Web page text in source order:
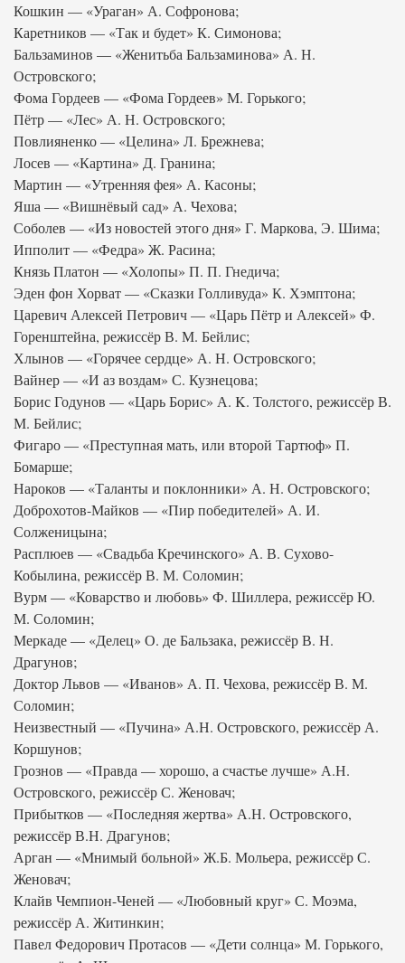
Кошкин — «Ураган» А. Софронова;
Каретников — «Так и будет» К. Симонова;
Бальзаминов — «Женитьба Бальзаминова» А. Н.
Островского;
Фома Гордеев — «Фома Гордеев» М. Горького;
Пётр — «Лес» А. Н. Островского;
Повлияненко — «Целина» Л. Брежнева;
Лосев — «Картина» Д. Гранина;
Мартин — «Утренняя фея» А. Касоны;
Яша — «Вишнёвый сад» А. Чехова;
Соболев — «Из новостей этого дня» Г. Маркова, Э. Шима;
Ипполит — «Федра» Ж. Расина;
Князь Платон — «Холопы» П. П. Гнедича;
Эден фон Хорват — «Сказки Голливуда» К. Хэмптона;
Царевич Алексей Петрович — «Царь Пётр и Алексей» Ф.
Горенштейна, режиссёр В. М. Бейлис;
Хлынов — «Горячее сердце» А. Н. Островского;
Вайнер — «И аз воздам» С. Кузнецова;
Борис Годунов — «Царь Борис» А. K. Толстого, режиссёр В.
М. Бейлис;
Фигаро — «Преступная мать, или второй Тартюф» П.
Бомарше;
Нароков — «Таланты и поклонники» А. Н. Островского;
Доброхотов-Майков — «Пир победителей» А. И.
Солженицына;
Расплюев — «Свадьба Кречинского» А. В. Сухово-
Кобылина, режиссёр В. М. Соломин;
Вурм — «Коварство и любовь» Ф. Шиллера, режиссёр Ю.
М. Соломин;
Меркаде — «Делец» О. де Бальзака, режиссёр В. Н.
Драгунов;
Доктор Львов — «Иванов» А. П. Чехова, режиссёр В. М.
Соломин;
Неизвестный — «Пучина» А.Н. Островского, режиссёр А.
Коршунов;
Грознов — «Правда — хорошо, а счастье лучше» А.Н.
Островского, режиссёр С. Женовач;
Прибытков — «Последняя жертва» А.Н. Островского,
режиссёр В.Н. Драгунов;
Арган — «Мнимый больной» Ж.Б. Мольера, режиссёр С.
Женовач;
Клайв Чемпион-Ченей — «Любовный круг» С. Моэма,
режиссёр А. Житинкин;
Павел Федорович Протасов — «Дети солнца» М. Горького,